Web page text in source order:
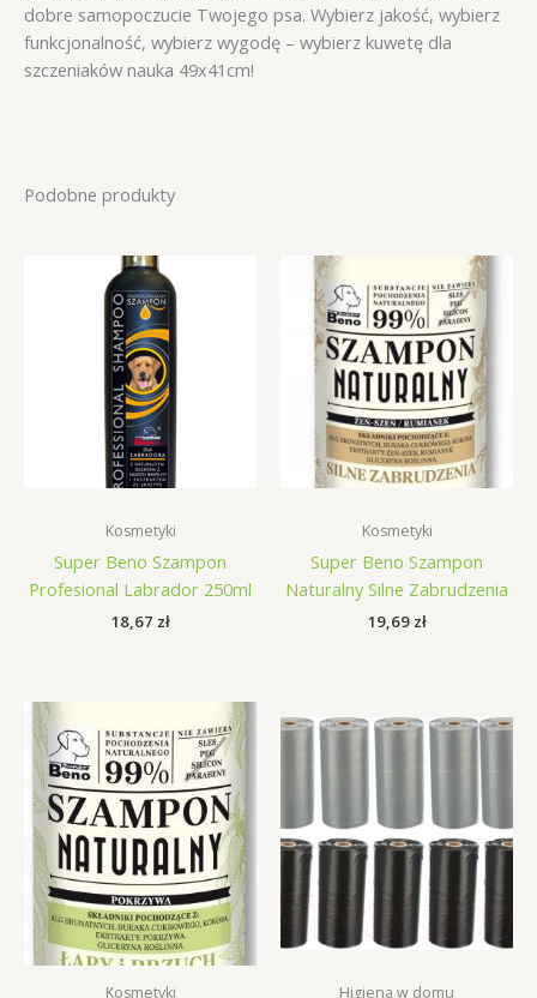
dobre samopoczucie Twojego psa. Wybierz jakość, wybierz
funkcjonalność, wybierz wygodę – wybierz kuwetę dla
szczeniaków nauka 49x41cm!
Podobne produkty
Kosmetyki
Super Beno Szampon
Profesional Labrador 250ml
18,67 zł
Kosmetyki
Super Beno Szampon
Naturalny Silne Zabrudzenia
19,69 zł
Kosmetyki Higiena w domu